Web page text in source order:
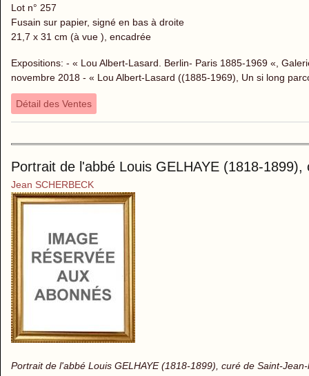
Lot n° 257
Fusain sur papier, signé en bas à droite
21,7 x 31 cm (à vue ), encadrée
Expositions: - « Lou Albert-Lasard. Berlin- Paris 1885-1969 «,
novembre 2018 - « Lou Albert-Lasard ((1885-1969), Un si long
Détail des Ventes
Portrait de l'abbé Louis GELHAYE (1818-
Jean SCHERBECK
Portrait de l'abbé Louis GELHAYE (1818-1899), curé de Saint-